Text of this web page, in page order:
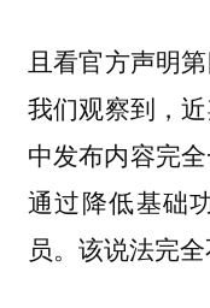
且看官方声明
我们观察到，
中发布内容完
通过降低基础
员。该说法完全